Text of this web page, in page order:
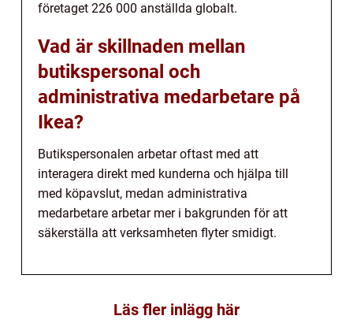
företaget 226 000 anställda globalt.
Vad är skillnaden mellan
butikspersonal och
administrativa medarbetare på
Ikea?
Butikspersonalen arbetar oftast med att
interagera direkt med kunderna och hjälpa till
med köpavslut, medan administrativa
medarbetare arbetar mer i bakgrunden för att
säkerställa att verksamheten flyter smidigt.
Läs fler inlägg här